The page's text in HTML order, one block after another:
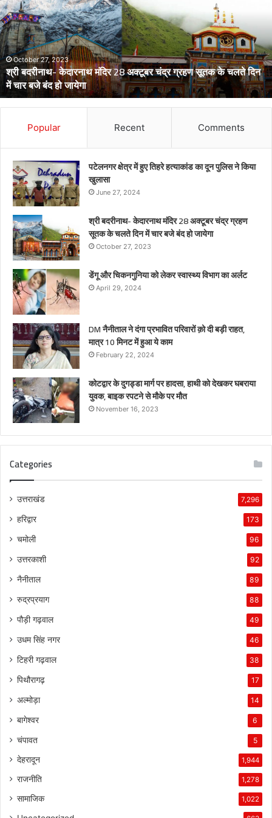
को
लेकर
स्वास्थ्य
विभाग
का
अर्लटApril 29, 2024
डेंगू और चिकनगुनिया को लेकर स्वास्थ्य विभाग का अर्लट
Popular Recent Comments
पटेलनगर क्षेत्र में हुए तिहरे हत्याकांड का दून पुलिस ने किया
खुलासा
June 27, 2024
श्री बदरीनाथ- केदारनाथ मंदिर 28 अक्टूबर चंद्र ग्रहण
सूतक के चलते दिन में चार बजे बंद हो जायेगा
October 27, 2023
डेंगू और चिकनगुनिया को लेकर स्वास्थ्य विभाग का अर्लट
April 29, 2024
DM नैनीताल ने दंगा प्रभावित परिवारों क़ो दी बड़ी राहत,
मात्र 10 मिनट में हुआ ये काम
February 22, 2024
कोटद्वार के दुगड्डा मार्ग पर हादसा, हाथी को देखकर घबराया
युवक, बाइक रपटने से मौके पर मौत
November 16, 2023
Categories
उत्तराखंड 7,296
हरिद्वार 173
चमोली 96
उत्तरकाशी 92
नैनीताल 89
रुद्रप्रयाग 88
पौड़ी गढ़वाल 49
उधम सिंह नगर 46
टिहरी गढ़वाल 38
पिथौरागढ़ 17
अल्मोड़ा 14
बागेश्वर 6
चंपावत 5
देहरादून 1,944
राजनीति 1,278
सामाजिक 1,022